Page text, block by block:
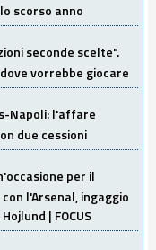
scorso anno
seconde scelte".
vorrebbe giocare
Napoli: l'affare
due cessioni
per il
l'Arsenal, ingaggio
| FOCUS